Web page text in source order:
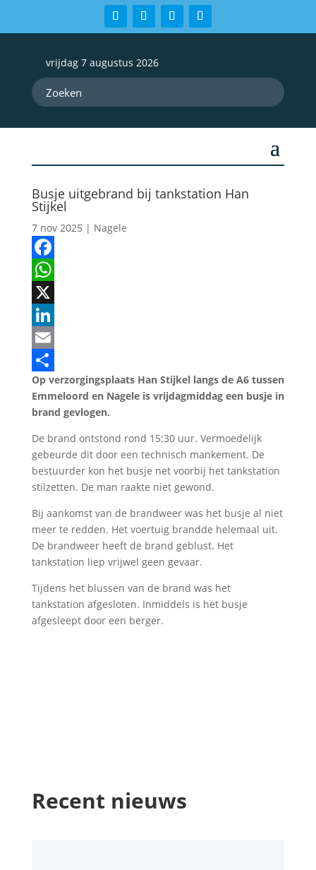
vrijdag 7 augustus 2026
Busje uitgebrand bij tankstation Han
Stijkel
7 nov 2025 | Nagele
Facebook
WhatsApp
X
LinkedIn
Email
Delen
Op verzorgingsplaats Han Stijkel langs de A6 tussen
Emmeloord en Nagele is vrijdagmiddag een busje in
brand gevlogen.
De brand ontstond rond 15:30 uur. Vermoedelijk
gebeurde dit door een technisch mankement. De
bestuurder kon het busje net voorbij het tankstation
stilzetten. De man raakte niet gewond.
Bij aankomst van de brandweer was het busje al niet
meer te redden. Het voertuig brandde helemaal uit.
De brandweer heeft de brand geblust. Het
tankstation liep vrijwel geen gevaar.
Tijdens het blussen van de brand was het
tankstation afgesloten. Inmiddels is het busje
afgesleept door een berger.
Recent nieuws